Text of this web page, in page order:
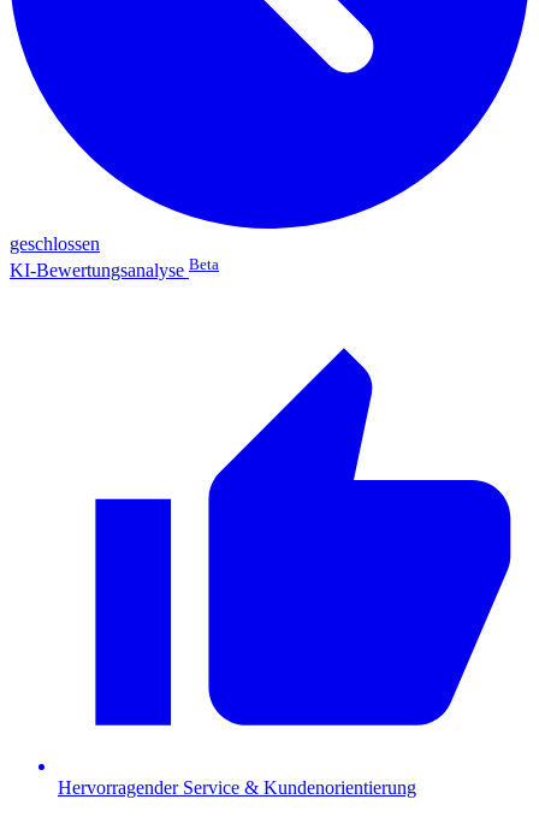
geschlossen
KI-Bewertungsanalyse Beta
Hervorragender Service & Kundenorientierung